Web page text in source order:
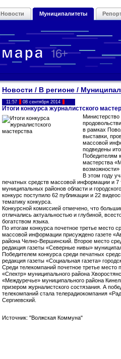
Новости Муниципалитеты
Новости / В регионе /
11:57 08 сентября 2014
Итоги конкурса журналистского
Министерство
в рамках
выставки,
массовой
подведены
Победителям
мастерства
В этом году
печатных средств массовой информации и 7
муниципальных районов области и
конкурс поступило 62 публикации и 22
тематику конкурса.
Конкурсной комиссией отмечено, что
отличались актуальностью и глубиной,
богатством языка.
По итогам конкурса почетное третье место
массовой информации присуждено газете
района Челно-Вершинский. Второе место
редакция газеты «Северные нивы»
Победителем конкурса среди печатных
редакция газеты «Социальная газета»
Среди телекомпаний почетное третье место
«Спектр» муниципального района
«Междуречье» муниципального района
призером журналистского состязания. А
телекомпаний стала телерадиокомпания
Сергиевский.
Источник: "Волжская Коммуна"